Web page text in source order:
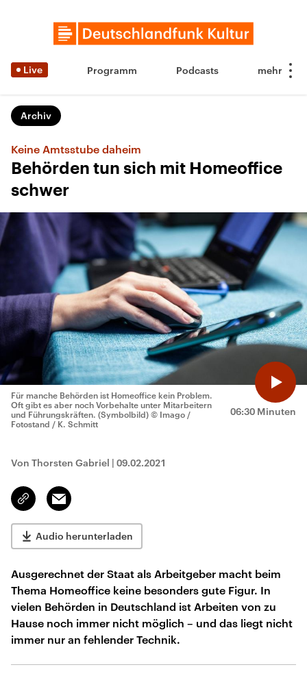
Live Programm Podcasts
Archiv
Keine Amtsstube daheim
Behörden tun sich mit Homeoffice
schwer
06:30 Minuten
Für manche Behörden ist Homeoffice kein Problem.
Oft gibt es aber noch Vorbehalte unter Mitarbeitern
und Führungskräften. (Symbolbild) © Imago /
Fotostand / K. Schmitt
Von Thorsten Gabriel | 09.02.2021
Link
kopieren/teilen
Email
Audio herunterladen
Ausgerechnet der Staat als Arbeitgeber macht beim
Thema Homeoffice keine besonders gute Figur. In
vielen Behörden in Deutschland ist Arbeiten von zu
Hause noch immer nicht möglich – und das liegt nicht
immer nur an fehlender Technik.